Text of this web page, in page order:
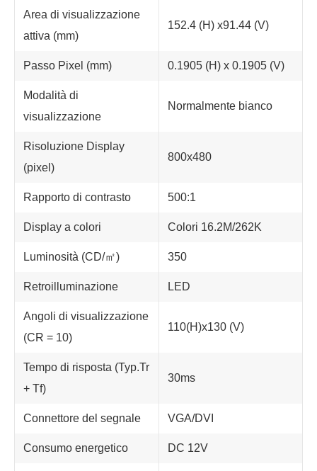
Area di visualizzazione
attiva (mm)
152.4 (H) x91.44 (V)
Passo Pixel (mm) 0.1905 (H) x 0.1905 (V)
Modalità di
visualizzazione
Normalmente bianco
Risoluzione Display
(pixel)
800x480
Rapporto di contrasto 500:1
Display a colori Colori 16.2M/262K
Luminosità (CD/㎡) 350
Retroilluminazione LED
Angoli di visualizzazione
(CR = 10)
110(H)x130 (V)
Tempo di risposta (Typ.Tr
+ Tf)
30ms
Connettore del segnale VGA/DVI
Consumo energetico DC 12V